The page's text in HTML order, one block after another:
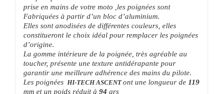
prise en mains de votre moto , les poignéessont
Fabriquées à partir d’un bloc d’aluminium.
Elles sont anodisées de différentes couleurs, elles
constitueront le choix idéal pour remplacer les poignées
d’origine.
La gomme intérieure de la poignée, très agréable au
toucher, présente une texture antidérapante pour
garantir une meilleure adhérence des mains du pilote.
Les poignées HI-TECH ASCENT ont une longueur de119
mm et un poids réduit à 94 grs